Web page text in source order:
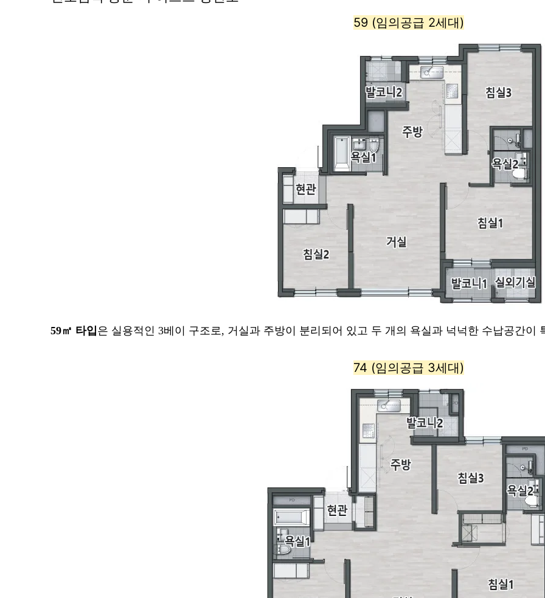
59 (임의공급 2세대)
59㎡ 타입은 실용적인 3베이 구조로, 거실과 주방이 분리되어 있고 두 개의 욕실과 넉넉한 수납공간이
74 (임의공급 3세대)